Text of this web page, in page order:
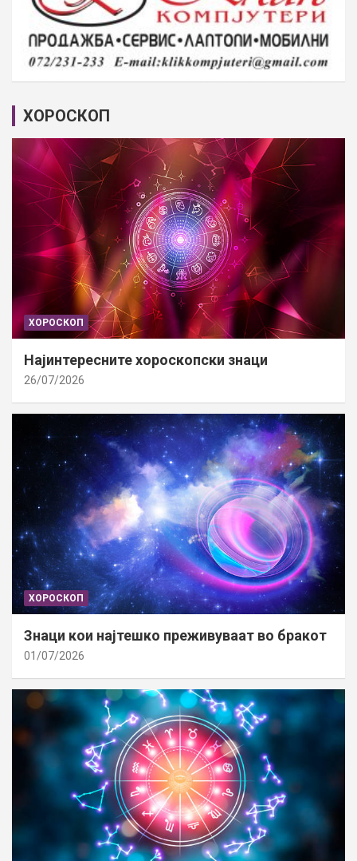
ХОРОСКОП
ХОРОСКОП
Најинтересните хороскопски знаци
26/07/2026
ХОРОСКОП
Знаци кои најтешко преживуваат во бракот
01/07/2026